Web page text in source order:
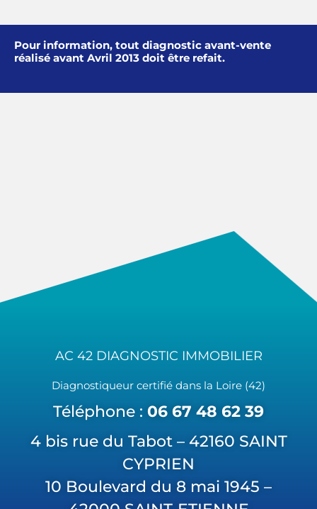
Pour information, tout diagnostic avant-vente
réalisé avant Avril 2013 doit être refait.
AC 42 DIAGNOSTIC IMMOBILIER
Diagnostiqueur certifié dans la Loire (42)
Téléphone : 06 67 48 62 39
4 bis rue du Tabot – 42160 SAINT
CYPRIEN
10 Boulevard du 8 mai 1945 –